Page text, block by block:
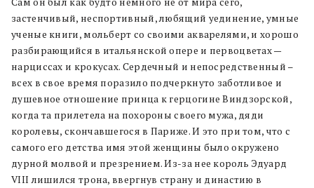
застенчивый, неспортивный, любящий уединение, умные
ученые книги, мольберт со своими акварелями, и хорошо
разбирающийся в итальянской опере и первоцветах —
нарциссах и крокусах. Сердечный и непосредственный –
всех в свое время поразило подчеркнуто заботливое и
душевное отношение принца к герцогине Виндзорской,
когда та прилетела на похороны своего мужа, дяди
королевы, скончавшегося в Париже. И это при том, что с
самого его детства имя этой женщины было окружено
дурной молвой и презрением. Из-за нее король Эдуард
VIII лишился трона, ввергнув страну и династию в